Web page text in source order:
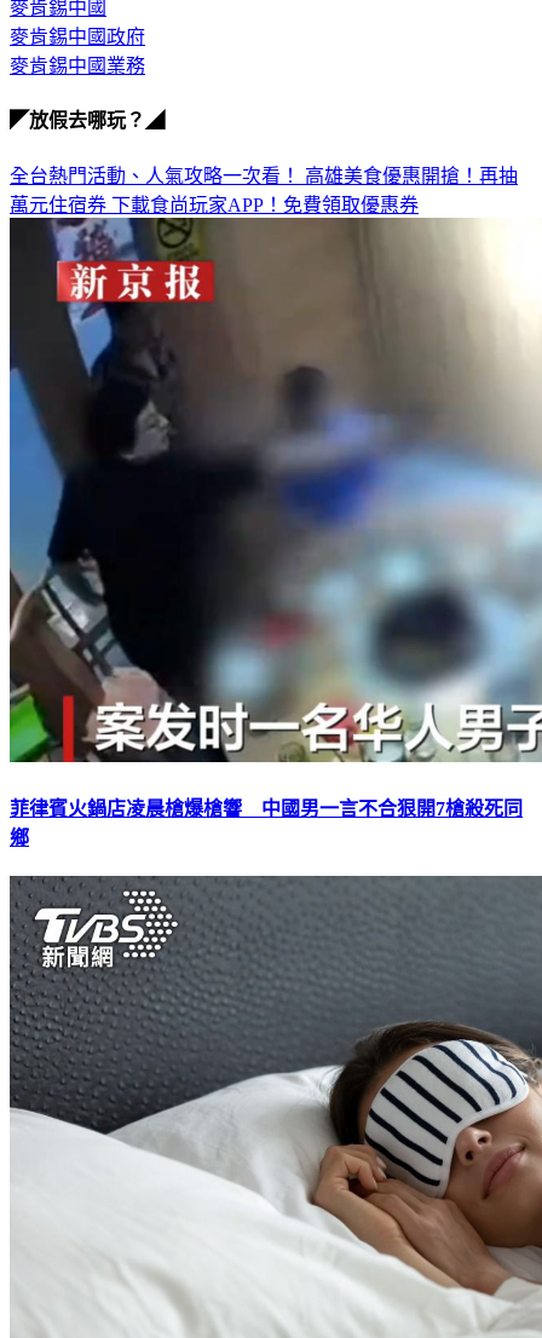
麥肯錫中國
麥肯錫中國政府
麥肯錫中國業務
◤放假去哪玩？◢
全台熱門活動、人氣攻略一次看！ 高雄美食優惠開搶！再抽
萬元住宿券 下載食尚玩家APP！免費領取優惠券
菲律賓火鍋店凌晨槍爆槍響 中國男一言不合狠開7槍殺死同
鄉